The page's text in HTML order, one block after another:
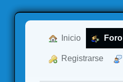
Inicio Foro
Registrarse